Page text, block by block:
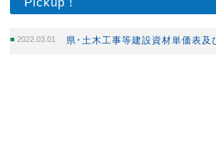
2022.03.01 県･土木工事等建設資材単価表及